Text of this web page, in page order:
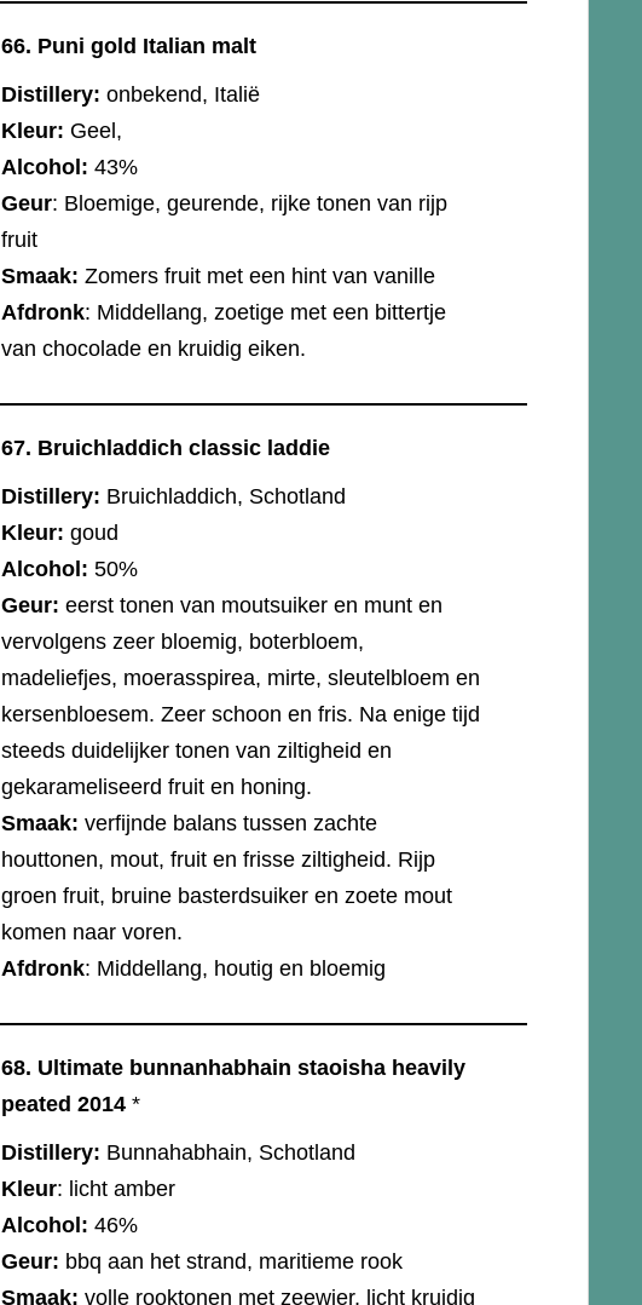
66. Puni gold Italian malt
Distillery: onbekend, Italië
Kleur: Geel,
Alcohol: 43%
Geur: Bloemige, geurende, rijke tonen van rijp
fruit
Smaak: Zomers fruit met een hint van vanille
Afdronk: Middellang, zoetige met een bittertje
van chocolade en kruidig eiken.
67. Bruichladdich classic laddie
Distillery: Bruichladdich, Schotland
Kleur: goud
Alcohol: 50%
Geur: eerst tonen van moutsuiker en munt en
vervolgens zeer bloemig, boterbloem,
madeliefjes, moerasspirea, mirte, sleutelbloem en
kersenbloesem. Zeer schoon en fris. Na enige tijd
steeds duidelijker tonen van ziltigheid en
gekarameliseerd fruit en honing.
Smaak: verfijnde balans tussen zachte
houttonen, mout, fruit en frisse ziltigheid. Rijp
groen fruit, bruine basterdsuiker en zoete mout
komen naar voren.
Afdronk: Middellang, houtig en bloemig
68. Ultimate bunnanhabhain staoisha heavily
peated 2014*
Distillery: Bunnahabhain, Schotland
Kleur: licht amber
Alcohol: 46%
Geur: bbq aan het strand, maritieme rook
Smaak: volle rooktonen met zeewier, licht kruidig